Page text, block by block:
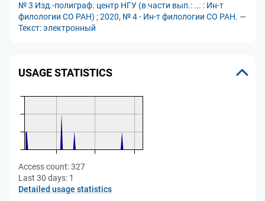
№ 3 Изд.-полиграф. центр НГУ (в части вып.: ... : Ин-т
филологии СО РАН) ; 2020, № 4 - Ин-т филологии СО РАН. —
Текст: электронный
USAGE STATISTICS
Access count:327
Last 30 days: 1
Detailed usage statistics